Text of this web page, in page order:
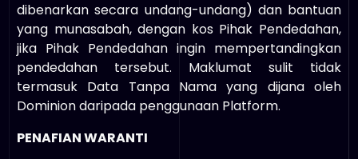
dibenarkan secara undang-undang) dan bantuan
yang munasabah, dengan kos Pihak Pendedahan,
jika Pihak Pendedahan ingin mempertandingkan
pendedahan tersebut. Maklumat sulit tidak
termasuk Data Tanpa Nama yang dijana oleh
Dominion daripada penggunaan Platform.
PENAFIAN WARANTI